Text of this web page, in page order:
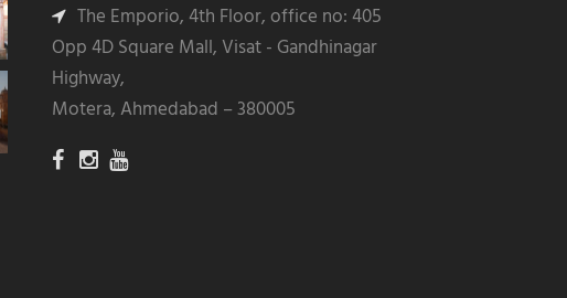
The Emporio, 4th Floor, office no: 405
Opp 4D Square Mall, Visat - Gandhinagar
Highway,
Motera, Ahmedabad – 380005